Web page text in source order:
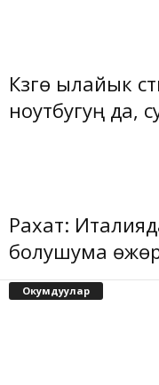
Күзгө ылайык
ноутбугуң да,
Рахат:
болушума
Окумдуулар